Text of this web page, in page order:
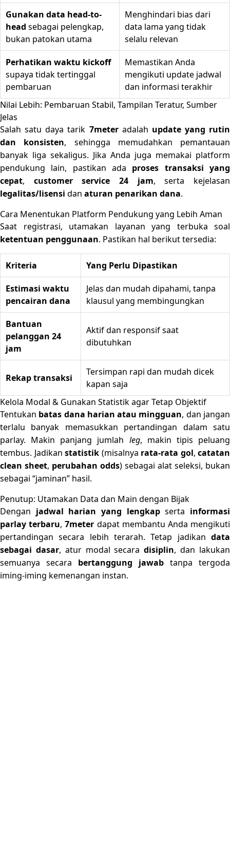
Gunakan data head-to-
head sebagai pelengkap,
bukan patokan utama
Menghindari bias dari
data lama yang tidak
selalu relevan
Perhatikan waktu kickoff
supaya tidak tertinggal
pembaruan
Memastikan Anda
mengikuti update jadwal
dan informasi terakhir
Nilai Lebih: Pembaruan Stabil, Tampilan Teratur, Sumber
Jelas
Salah satu daya tarik 7meteradalah update yang rutin
dan konsisten, sehingga memudahkan pemantauan
banyak liga sekaligus. Jika Anda juga memakai platform
pendukung lain, pastikan ada proses transaksi yang
cepat, customer service 24 jam, serta kejelasan
legalitas/lisensi dan aturan penarikan dana.
Cara Menentukan Platform Pendukung yang Lebih Aman
Saat registrasi, utamakan layanan yang terbuka soal
ketentuan penggunaan. Pastikan hal berikut tersedia:
Kriteria Yang Perlu Dipastikan
Estimasi waktu
pencairan dana
Jelas dan mudah dipahami, tanpa
klausul yang membingungkan
Bantuan
pelanggan 24
jam
Aktif dan responsif saat
dibutuhkan
Rekap transaksi
Tersimpan rapi dan mudah dicek
kapan saja
Kelola Modal & Gunakan Statistik agar Tetap Objektif
Tentukan batas dana harian atau mingguan, dan jangan
terlalu banyak memasukkan pertandingan dalam satu
parlay. Makin panjang jumlah leg, makin tipis peluang
tembus. Jadikan statistik (misalnya rata-rata gol, catatan
clean sheet, perubahan odds) sebagai alat seleksi, bukan
sebagai “jaminan” hasil.
Penutup: Utamakan Data dan Main dengan Bijak
Dengan jadwal harian yang lengkapserta informasi
parlay terbaru,7meter dapat membantu Anda mengikuti
pertandingan secara lebih terarah. Tetap jadikan data
sebagai dasar, atur modal secaradisiplin, dan lakukan
semuanya secara bertanggung jawab tanpa tergoda
iming-iming kemenangan instan.